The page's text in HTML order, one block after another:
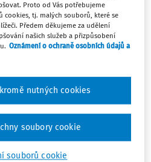
předplatné? Přihlaste se
je jen pro
a získejte přístup k
14 dní zdarma
Proto od Vás potřebujeme
cookies, tj. malých souborů, které se
Předem děkujeme za udělení
našich služeb a přizpůsobení
Oznámení o ochraně osobních údajů a
souborů cookie
nutných cookies
soubory cookie